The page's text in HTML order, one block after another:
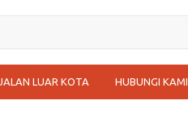
LUAR KOTA HUBUNGI KAMI